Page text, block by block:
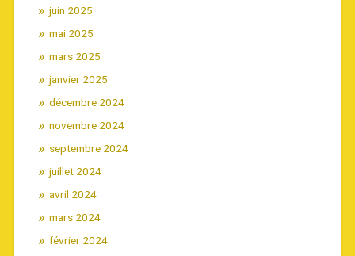
juin 2025
mai 2025
mars 2025
janvier 2025
décembre 2024
novembre 2024
septembre 2024
juillet 2024
avril 2024
mars 2024
février 2024